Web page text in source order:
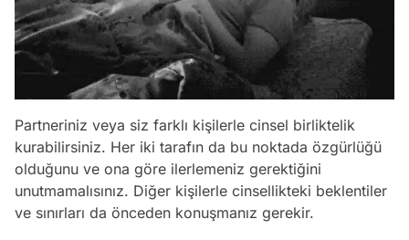
Partneriniz veya siz farklı kişilerle cinsel birliktelik
kurabilirsiniz. Her iki tarafın da bu noktada özgürlüğü
olduğunu ve ona göre ilerlemeniz gerektiğini
unutmamalısınız. Diğer kişilerle cinsellikteki beklentiler
ve sınırları da önceden konuşmanız gerekir.